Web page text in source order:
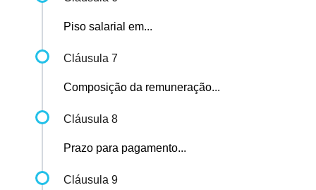
Piso salarial em...
Cláusula 7
Composição da remuneração...
Cláusula 8
Prazo para pagamento...
Cláusula 9